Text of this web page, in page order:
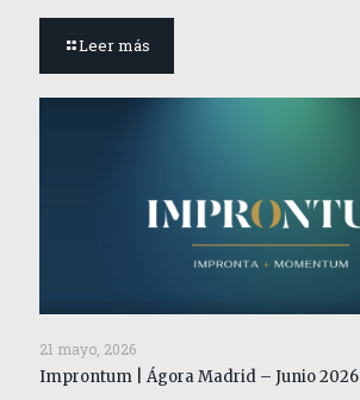
Leer más
21 mayo, 2026
Improntum | Ágora Madrid – Junio 2026